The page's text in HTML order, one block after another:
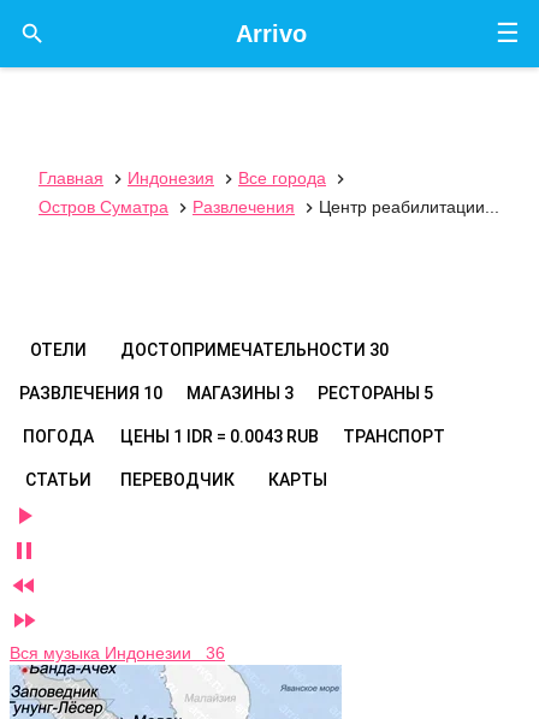
☰
Arrivo

Главная  Индонезия  Все города

Остров Суматра
 Развлечения  Центр реабилитации...
ОТЕЛИ ДОСТОПРИМЕЧАТЕЛЬНОСТИ 30
РАЗВЛЕЧЕНИЯ 10 МАГАЗИНЫ 3 РЕСТОРАНЫ 5
ПОГОДА ЦЕНЫ 1 IDR = 0.0043 RUB ТРАНСПОРТ
СТАТЬИ ПЕРЕВОДЧИК КАРТЫ




Вся музыка Индонезии 36